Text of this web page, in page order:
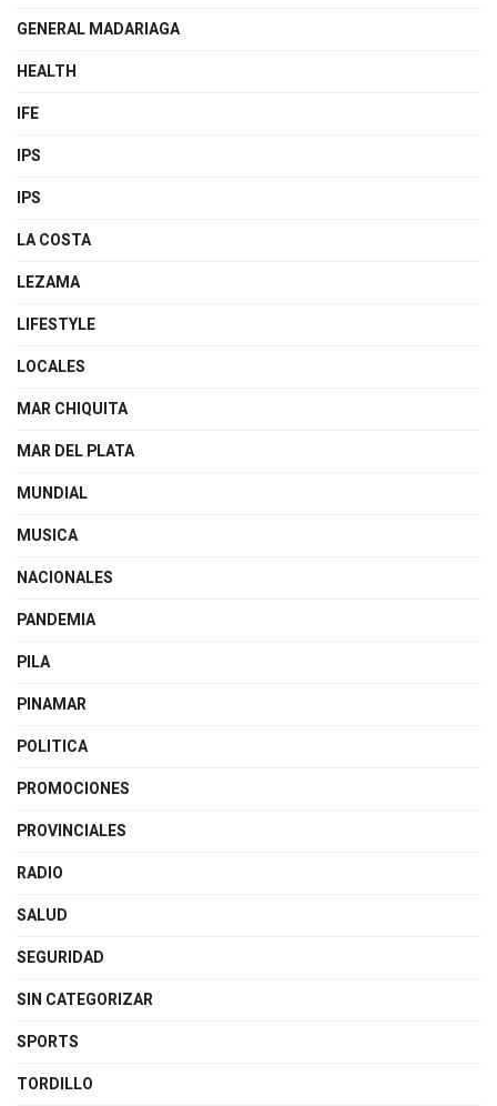
GENERAL MADARIAGA
HEALTH
IFE
IPS
IPS
LA COSTA
LEZAMA
LIFESTYLE
LOCALES
MAR CHIQUITA
MAR DEL PLATA
MUNDIAL
MUSICA
NACIONALES
PANDEMIA
PILA
PINAMAR
POLITICA
PROMOCIONES
PROVINCIALES
RADIO
SALUD
SEGURIDAD
SIN CATEGORIZAR
SPORTS
TORDILLO